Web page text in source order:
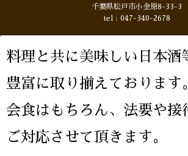
千葉県松戸市小金原8-33-3
tel : 047-340-2678
料理と共に美味しい日本酒
豊富に取り揃えております
会食はもちろん、法要や接
ご対応させて頂きます。